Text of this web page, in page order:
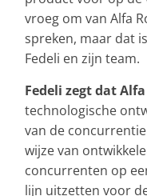
vroeg om van Alfa
spreken, maar dat
Fedeli en zijn team.
Fedeli zegt dat
technologische
van de
wijze van
concurrenten op
lijn uitzetten voor